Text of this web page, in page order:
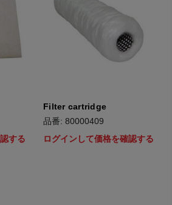
する
Filter cartridge
品番: 80000409
ログインして価格を確認する